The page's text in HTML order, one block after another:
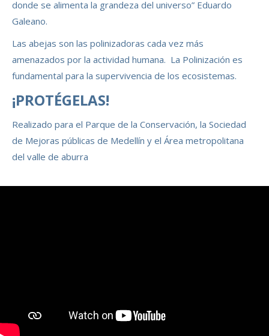
donde se alimenta la grandeza del universo” Eduardo
Galeano.
Las abejas son las polinizadoras cada vez más
amenazados por la actividad humana. La Polinización es
fundamental para la supervivencia de los ecosistemas.
¡PROTÉGELAS!
Realizado para el Parque de la Conservación, la Sociedad
de Mejoras públicas de Medellín y el Área metropolitana
del valle de aburra